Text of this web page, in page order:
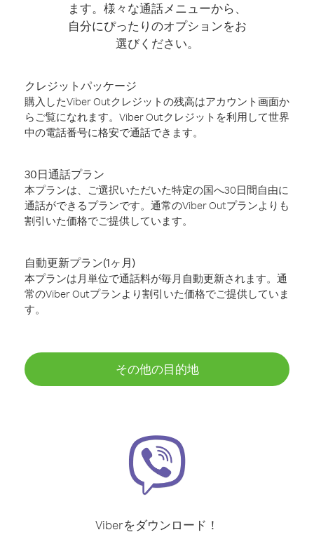
ます。様々な通話メニューから、
自分にぴったりのオプションをお
選びください。
クレジットパッケージ
購入したViber Outクレジットの残高はアカウント画面か
らご覧になれます。Viber Outクレジットを利用して世界
中の電話番号に格安で通話できます。
30日通話プラン
本プランは、ご選択いただいた特定の国へ30日間自由に
通話ができるプランです。通常のViber Outプランよりも
割引いた価格でご提供しています。
自動更新プラン(1ヶ月)
本プランは月単位で通話料が毎月自動更新されます。通
常のViber Outプランより割引いた価格でご提供していま
す。
その他の目的地
Viberをダウンロード！